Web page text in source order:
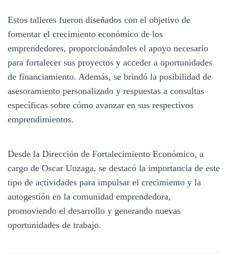
Estos talleres fueron diseñados con el objetivo de
fomentar el crecimiento económico de los
emprendedores, proporcionándoles el apoyo necesario
para fortalecer sus proyectos y acceder a oportunidades
de financiamiento. Además, se brindó la posibilidad de
asesoramiento personalizado y respuestas a consultas
específicas sobre cómo avanzar en sus respectivos
emprendimientos.
Desde la Dirección de Fortalecimiento Económico, a
cargo de Oscar Unzaga, se destacó la importancia de este
tipo de actividades para impulsar el crecimiento y la
autogestión en la comunidad emprendedora,
promoviendo el desarrollo y generando nuevas
oportunidades de trabajo.